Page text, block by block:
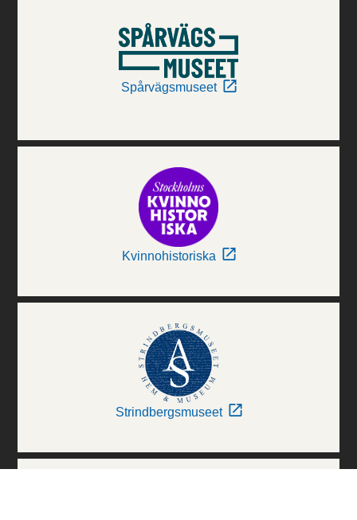
Spårvägsmuseet
Kvinnohistoriska
Strindbergsmuseet